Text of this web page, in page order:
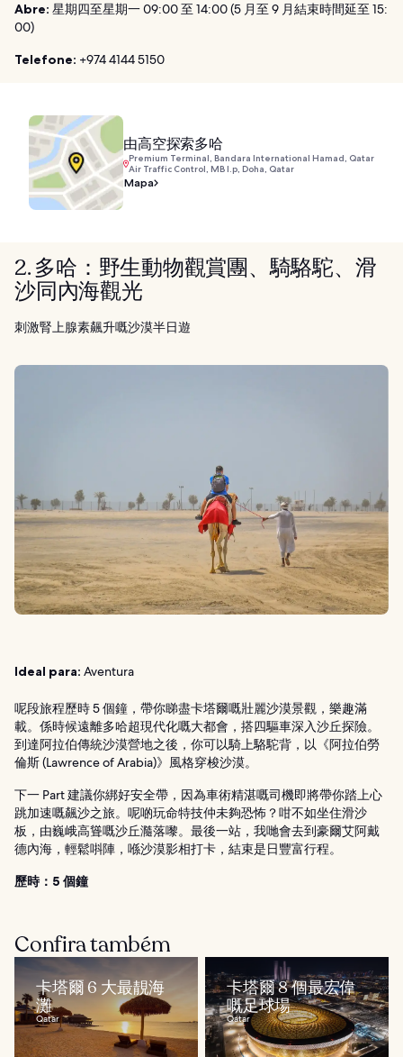
Abre: 星期四至星期一 09:00 至 14:00 (5 月至 9 月結束時間延至 15:
00)
Telefone: +974 4144 5150
由高空探索多哈
Premium Terminal, Bandara International Hamad, Qatar
Air Traffic Control, MB l.p, Doha, Qatar
Mapa
2. 多哈：野生動物觀賞團、騎駱駝、滑
沙同內海觀光
刺激腎上腺素飆升嘅沙漠半日遊
Ideal para: Aventura
呢段旅程歷時 5 個鐘，帶你睇盡卡塔爾嘅壯麗沙漠景觀，樂趣滿
載。係時候遠離多哈超現代化嘅大都會，搭四驅車深入沙丘探險。
到達阿拉伯傳統沙漠營地之後，你可以騎上駱駝背，以《阿拉伯勞
倫斯 (Lawrence of Arabia)》風格穿梭沙漠。
下一 Part 建議你綁好安全帶，因為車術精湛嘅司機即將帶你踏上心
跳加速嘅飆沙之旅。呢啲玩命特技仲未夠恐怖？咁不如坐住滑沙
板，由巍峨高聳嘅沙丘瀡落嚟。最後一站，我哋會去到豪爾艾阿戴
德內海，輕鬆唞陣，喺沙漠影相打卡，結束是日豐富行程。
歷時：5 個鐘
Confira também
卡塔爾 6 大最靚海
灘
Qatar
卡塔爾 8 個最宏偉
嘅足球場
Qatar